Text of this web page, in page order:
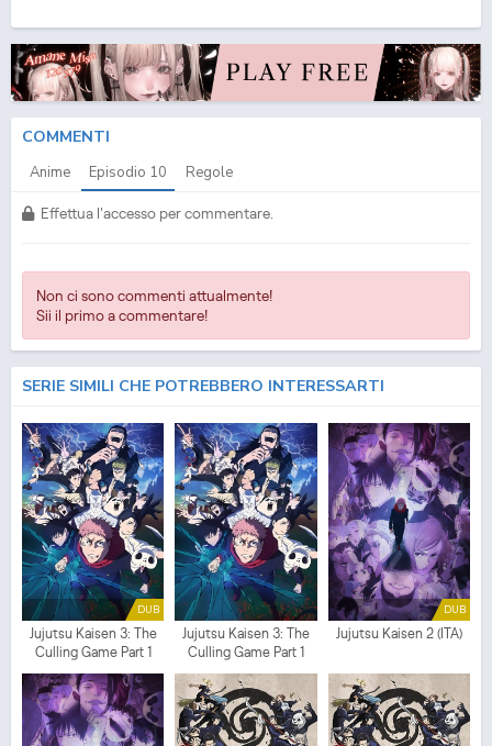
Exorcist Streaming SUB ITA - Blue Exorcist Download SUB ITA - Blue Exorcist
Streaming ITA - Blue Exorcist Download ITA - Blue Exorcist Streaming & Download
SUB ITA - Blue Exorcist Streaming & Download ITA - Blue Exorcist Fansub ITA - Blue
Exorcist Fansub SUB ITA - Blue Exorcist Streaming Episodi SUB ITA - Blue Exorcist
Exorcist SUB ITA - Lista Episodi Blue Exorcist ITA - Blue Exorcist Episodio
- Blue Exorcist Episodio
Blue Exorcist Download Episodio10ITA
COMMENTI
Anime Episodio 10 Regole
Effettua l'accesso per commentare.
Non ci sono commenti attualmente!
Sii il primo a commentare!
SERIE SIMILI CHE POTREBBERO INTERESSARTI
DUB
Jujutsu Kaisen 3: The
Culling Game Part 1
(ITA)
Jujutsu Kaisen 3: The
Culling Game Part 1
DUB
Jujutsu Kaisen 2 (ITA)